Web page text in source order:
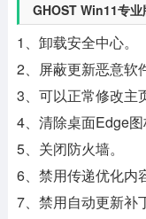
GHOST Win11专业
1、卸载安全中心。
2、屏蔽更新恶意软
3、可以正常修改主
4、清除桌面Edge图
5、关闭防火墙。
6、禁用传递优化内
7、禁用自动更新补